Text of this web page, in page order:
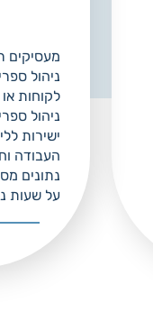
מעסיקים
ניהול
לקוחות
ניהול
ישירות
העבודה
נתונים
על שעות